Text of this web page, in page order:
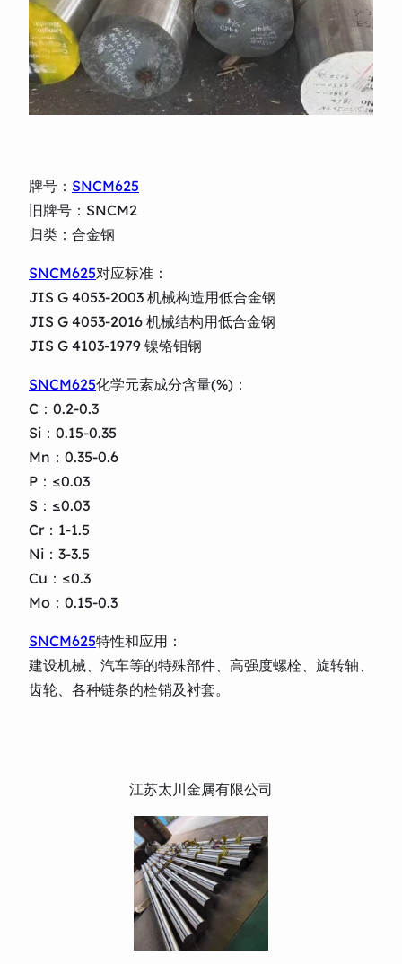
牌号： SNCM625
旧牌号：SNCM2
归类：合金钢
SNCM625对应标准：
JIS G 4053-2003 机械构造用低合金钢
JIS G 4053-2016 机械结构用低合金钢
JIS G 4103-1979 镍铬钼钢
SNCM625化学元素成分含量(%)：
C：0.2-0.3
Si：0.15-0.35
Mn：0.35-0.6
P：≤0.03
S：≤0.03
Cr：1-1.5
Ni：3-3.5
Cu：≤0.3
Mo：0.15-0.3
SNCM625特性和应用：
建设机械、汽车等的特殊部件、高强度螺栓、旋转轴、
齿轮、各种链条的栓销及衬套。
江苏太川金属有限公司